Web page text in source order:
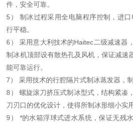
件，安全可靠。
5） 制冰过程采用全电脑程序控制，进
行平稳。
6） 采用意大利技术的Haitec二级减速器
制冰机顶部设有散热孔及风机，保证减速
能可靠运行。
7） 采用技术的行腔隔片式制冰蒸发器，
8） 螺旋滚刀挤压式制冰型式，结构紧凑
刀刃口的优化设计，使得所制冰形细小实用
9） *的水箱浮球式进水系统，保证无残